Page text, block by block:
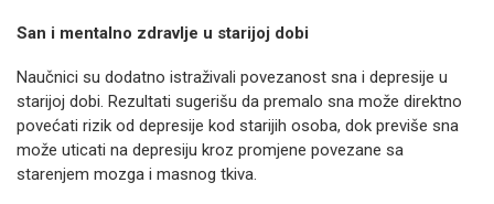
San i mentalno zdravlje u starijoj dobi
Naučnici su dodatno istraživali povezanost sna i depresije u
starijoj dobi. Rezultati sugerišu da premalo sna može direktno
povećati rizik od depresije kod starijih osoba, dok previše sna
može uticati na depresiju kroz promjene povezane sa
starenjem mozga i masnog tkiva.